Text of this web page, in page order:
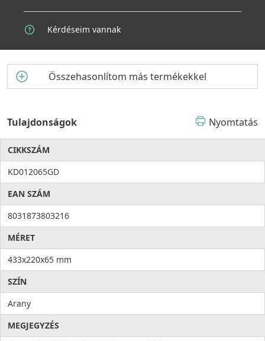
Kérdéseim vannak
Összehasonlítom más termékekkel
Tulajdonságok Nyomtatás
CIKKSZÁM
KD012065GD
EAN SZÁM
8031873803216
MÉRET
433x220x65 mm
SZÍN
Arany
MEGJEGYZÉS